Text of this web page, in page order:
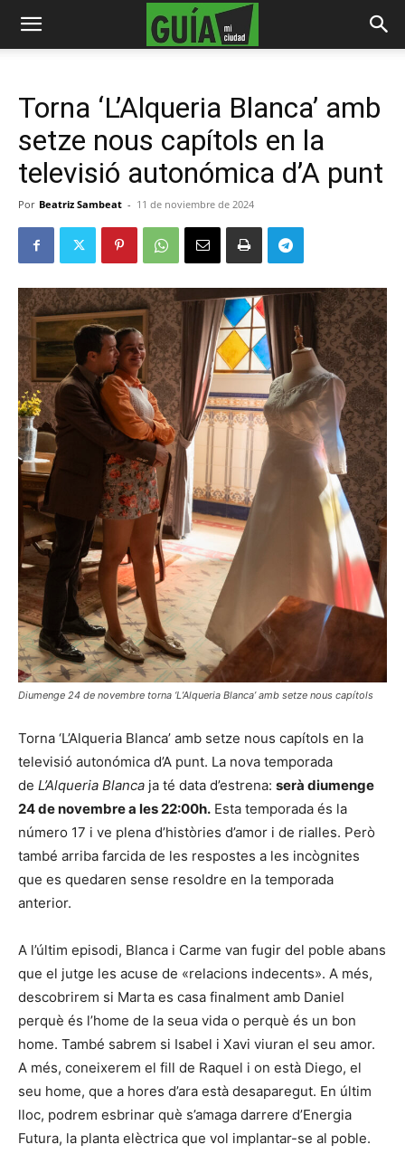
Torna ‘L’Alqueria Blanca’ amb
setze nous capítols en la
televisió autonómica d’A punt
Por Beatriz Sambeat - 11 de noviembre de 2024
Diumenge 24 de novembre torna ‘L’Alqueria Blanca’ amb setze nous capítols
Torna ‘L’Alqueria Blanca’ amb setze nous capítols en la
televisió autonómica d’A punt. La nova temporada
de L’Alqueria Blanca ja té data d’estrena: serà diumenge
24 de novembre a les 22:00h. Esta temporada és la
número 17 i ve plena d’històries d’amor i de rialles. Però
també arriba farcida de les respostes a les incògnites
que es quedaren sense resoldre en la temporada
anterior.
A l’últim episodi, Blanca i Carme van fugir del poble abans
que el jutge les acuse de «relacions indecents». A més,
descobrirem si Marta es casa finalment amb Daniel
perquè és l’home de la seua vida o perquè és un bon
home. També sabrem si Isabel i Xavi viuran el seu amor.
A més, coneixerem el fill de Raquel i on està Diego, el
seu home, que a hores d’ara està desaparegut. En últim
lloc, podrem esbrinar què s’amaga darrere d’Energia
Futura, la planta elèctrica que vol implantar-se al poble.